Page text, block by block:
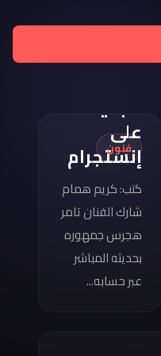
فنون
هجرس
يشارك
الجديدة
على
إنستجرام
كتب: كريم همام
شارك الفنان تامر
هجرس جمهوره
بحديثه المباشر
عبر حسابه...